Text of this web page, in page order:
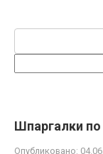
Шпаргалки по
Опубликовано: